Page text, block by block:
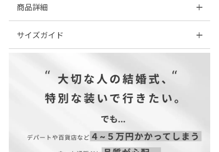
商品詳細
■素材スカートはフレアなデザインで生地も柔らかく着心地の良
会】【セレモニー】【発表会】【オフィス】【デイリー】でもご
利用いただけます。
イロン100%／裏地…ポリエステル100%【他カラー】ポリエステ
地…ポリエステル95% 、ポリウレタン5%
サイズガイド
サイズ(cm) 着丈 肩幅 ウエスト バスト
115 34 74 88
【当店のサイズガイドはこちら→】